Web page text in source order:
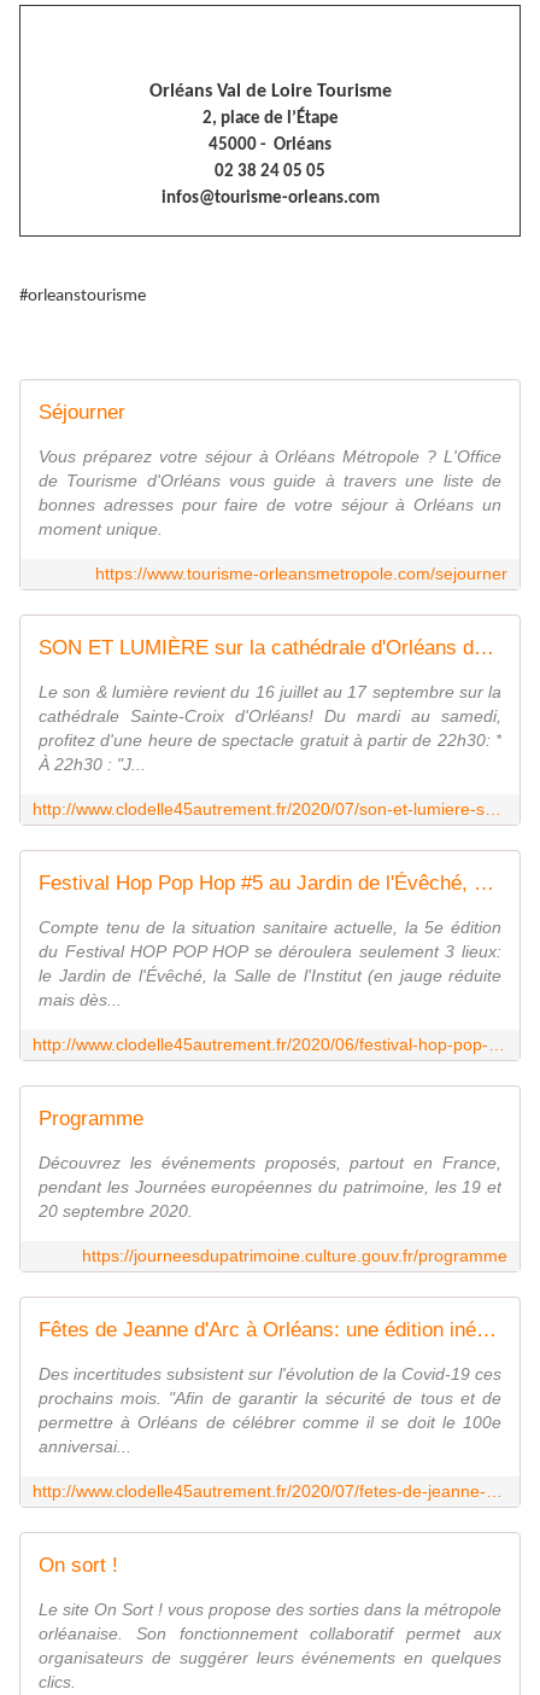
Orléans Val de Loire Tourisme
2, place de l’Étape
45000 - Orléans
02 38 24 05 05
infos@tourisme-orleans.com
#orleanstourisme
Séjourner
Vous préparez votre séjour à Orléans Métropole ? L'Office
de Tourisme d'Orléans vous guide à travers une liste de
bonnes adresses pour faire de votre séjour à Orléans un
moment unique.
https://www.tourisme-orleansmetropole.com/sejourner
SON ET LUMIÈRE sur la cathédrale d'Orléans du 16 juillet au 17 septembre 2020 - GRATUIT - VIVRE AUTREMENT VOS LOISIRS avec Clodelle
Le son & lumière revient du 16 juillet au 17 septembre sur la
cathédrale Sainte-Croix d'Orléans! Du mardi au samedi,
profitez d'une heure de spectacle gratuit à partir de 22h30: *
À 22h30 : "J...
Festival Hop Pop Hop #5 au Jardin de l'Évêché, au Campo Santo et à L'Institut les 18 et 19 Septembre 2020 - VIVRE AUTREMENT VOS LOISIRS avec Clodelle
Compte tenu de la situation sanitaire actuelle, la 5e édition
du Festival HOP POP HOP se déroulera seulement 3 lieux:
le Jardin de l'Évêché, la Salle de l'Institut (en jauge réduite
mais dès...
Programme
Découvrez les événements proposés, partout en France,
pendant les Journées européennes du patrimoine, les 19 et
20 septembre 2020.
https://journeesdupatrimoine.culture.gouv.fr/programme
Fêtes de Jeanne d'Arc à Orléans: une édition inédite au format repensé en septembre 2020 - VIVRE AUTREMENT VOS LOISIRS avec Clodelle
Des incertitudes subsistent sur l'évolution de la Covid-19 ces
prochains mois. "Afin de garantir la sécurité de tous et de
permettre à Orléans de célébrer comme il se doit le 100e
anniversai...
On sort !
Le site On Sort ! vous propose des sorties dans la métropole
orléanaise. Son fonctionnement collaboratif permet aux
organisateurs de suggérer leurs événements en quelques
clics.